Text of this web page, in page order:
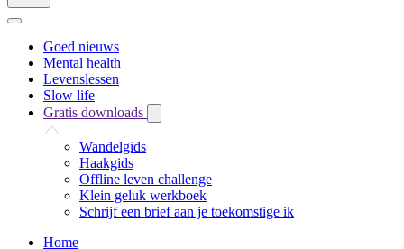
Goed nieuws
Mental health
Levenslessen
Slow life
Gratis downloads
Wandelgids
Haakgids
Offline leven challenge
Klein geluk werkboek
Schrijf een brief aan je toekomstige ik
Home